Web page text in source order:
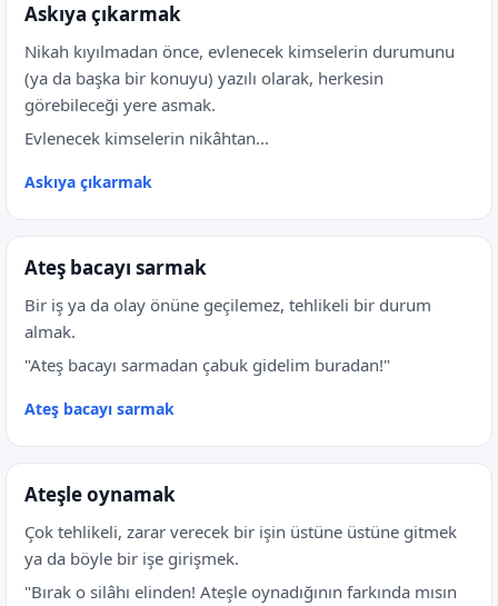
Askıya çıkarmak
Nikah kıyılmadan önce, evlenecek kimselerin durumunu
(ya da başka bir konuyu) yazılı olarak, herkesin
görebileceği yere asmak.
Evlenecek kimselerin nikâhtan...
Askıya çıkarmak
Ateş bacayı sarmak
Bir iş ya da olay önüne geçilemez, tehlikeli bir durum
almak.
"Ateş bacayı sarmadan çabuk gidelim buradan!"
Ateş bacayı sarmak
Ateşle oynamak
Çok tehlikeli, zarar verecek bir işin üstüne üstüne gitmek
ya da böyle bir işe girişmek.
"Bırak o silâhı elinden! Ateşle oynadığının farkında mısın